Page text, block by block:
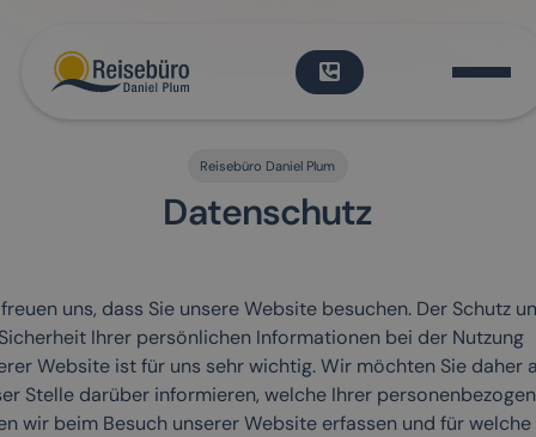
Reisebüro Daniel Plum
Datenschutz
uns, dass Sie unsere Website besuchen. Der Schutz
Ihrer persönlichen Informationen bei der Nutzung
Website ist für uns sehr wichtig. Wir möchten Sie daher
Stelle darüber informieren, welche Ihrer
wir beim Besuch unserer Website erfassen und für welche